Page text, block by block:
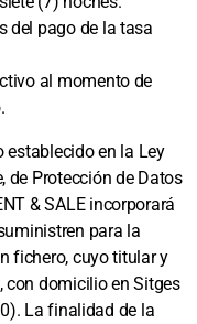
del pago de la tasa
al momento de
establecido en la Ley
de Protección de Datos
& SALE incorporará
para la
fichero, cuyo titular y
con domicilio en Sitges
La finalidad de la